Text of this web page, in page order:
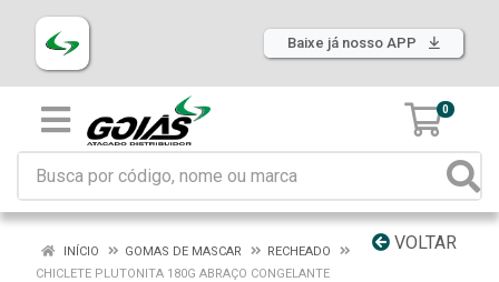
Baixe já nosso APP
0
VOLTAR
INÍCIO GOMAS DE MASCAR
RECHEADO
CHICLETE PLUTONITA 180G ABRAÇO CONGELANTE